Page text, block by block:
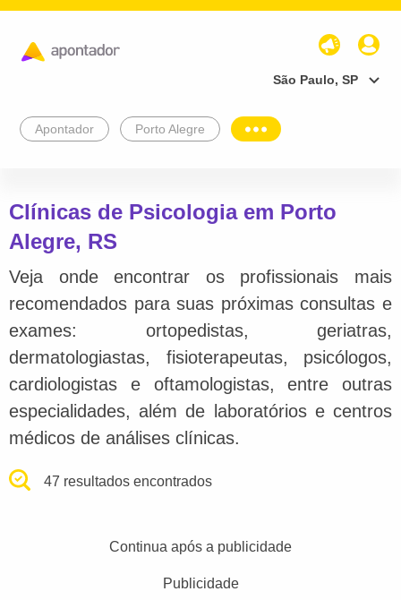
São Paulo, SP
Apontador Porto Alegre
Clínicas de Psicologia em Porto
Alegre, RS
Veja onde encontrar os profissionais mais
recomendados para suas próximas consultas e
exames: ortopedistas, geriatras,
dermatologiastas, fisioterapeutas, psicólogos,
cardiologistas e oftamologistas, entre outras
especialidades, além de laboratórios e centros
médicos de análises clínicas.
47 resultados encontrados
Continua após a publicidade
Publicidade